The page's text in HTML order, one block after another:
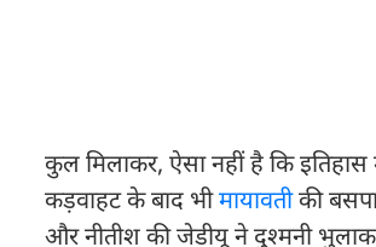
कुल मिलाकर, ऐसा नहीं है कि
कड़वाहट के बाद भीमायावतीकी
और नीतीश की जेडीयू ने दुश्मनी